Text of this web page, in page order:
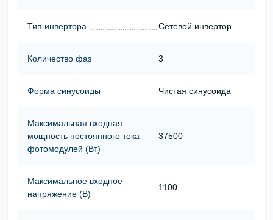
Тип инвертора Сетевой инвертор
Количество фаз 3
Форма синусоиды Чистая синусоида
Максимальная входная
мощность постоянного тока
фотомодулей (Вт)
37500
Максимальное входное
напряжение (В)
1100